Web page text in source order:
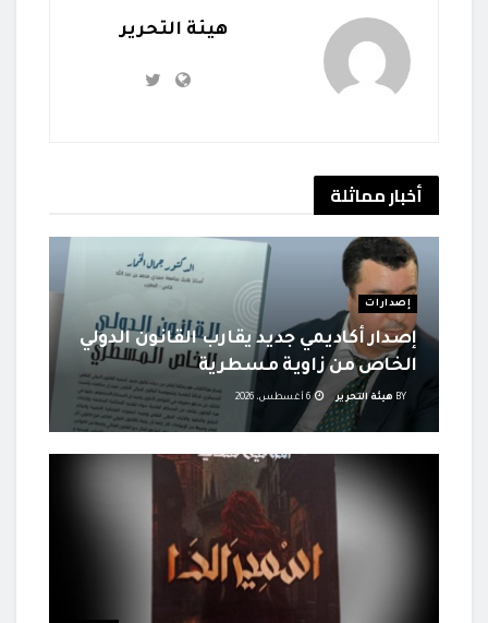
هيئة التحرير
أخبارمماثلة
إصدارات
إصدار أكاديمي جديد يقارب القانون الدولي
الخاص من زاوية مسطرية
BY هيئة التحرير 6 أغسطس، 2026